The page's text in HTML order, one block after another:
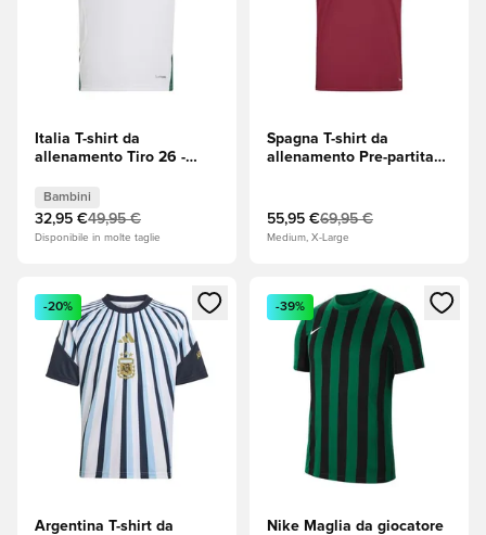
Italia T-shirt da
allenamento Tiro 26 -
(Verde) Bambini
Bambini
32,95 €49,95 €
Disponibile in molte taglie
Spagna T-shirt da
allenamento Pre-partita
di Borgogna
55,95 €69,95 €
Medium, X-Large
Apre una finestra modale per accedere o registrarsi come
-20%
Argentina T-shirt da
Apre una finestra modale
-39%
Nike Maglia da giocatore